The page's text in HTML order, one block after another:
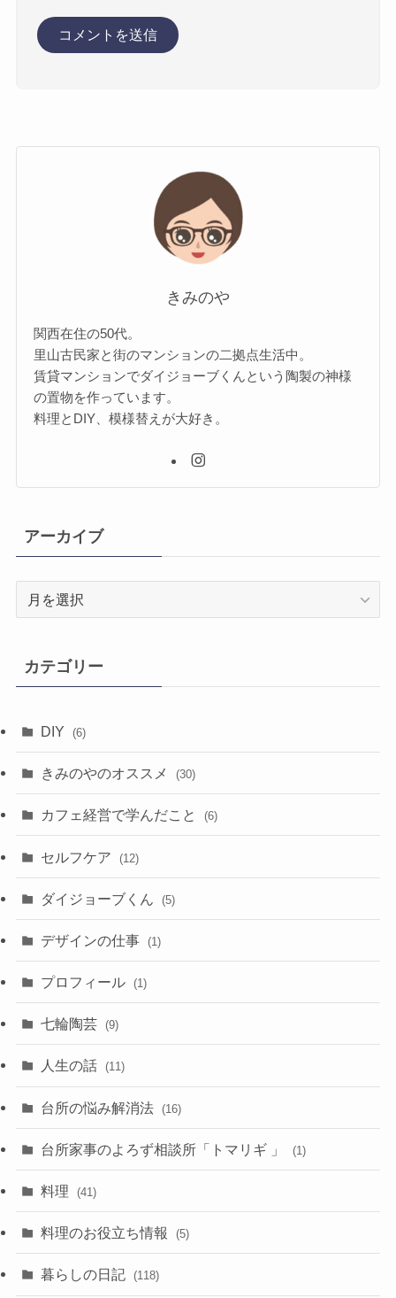
きみのや
関西在住の50代。
里山古民家と街のマンションの二拠点生活中。
賃貸マンションでダイジョーブくんという陶製の神様
の置物を作っています。
料理とDIY、模様替えが大好き。
アーカイブ
ブ
カテゴリー
DIY (6)
きみのやのオススメ (30)
カフェ経営で学んだこと (6)
セルフケア (12)
ダイジョーブくん (5)
デザインの仕事 (1)
プロフィール (1)
七輪陶芸 (9)
人生の話 (11)
台所の悩み解消法 (16)
台所家事のよろず相談所「トマリギ 」 (1)
料理 (41)
料理のお役立ち情報 (5)
暮らしの日記 (118)